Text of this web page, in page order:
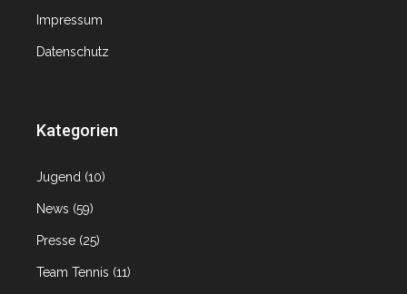
Impressum
Datenschutz
Kategorien
Jugend (10)
News (59)
Presse (25)
Team Tennis (11)